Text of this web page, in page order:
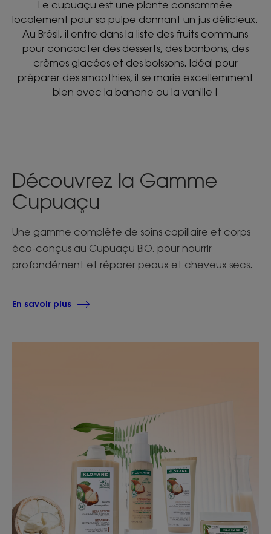
Le cupuaçu est une plante consommée
localement pour sa pulpe donnant un jus délicieux.
Au Brésil, il entre dans la liste des fruits communs
pour concocter des desserts, des bonbons, des
crèmes glacées et des boissons. Idéal pour
préparer des smoothies, il se marie excellemment
bien avec la banane ou la vanille !
Découvrez la Gamme
Cupuaçu
Une gamme complète de soins capillaire et corps
éco-conçus au Cupuaçu BIO, pour nourrir
profondément et réparer peaux et cheveux secs.
En savoir plus